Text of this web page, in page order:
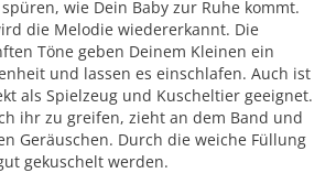
wie Dein Baby zur Ruhe kommt.
die Melodie wiedererkannt. Die
Töne geben Deinem Kleinen ein
und lassen es einschlafen. Auch ist
als Spielzeug und Kuscheltier geeignet.
ihr zu greifen, zieht an dem Band und
Geräuschen. Durch die weiche Füllung
gekuschelt werden.